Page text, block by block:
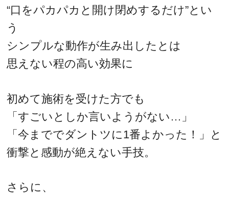
“口をパカパカと開け閉めするだけ”とい
う
シンプルな動作が生み出したとは
思えない程の高い効果に
初めて施術を受けた方でも
「すごいとしか言いようがない…」
「今まででダントツに1番よかった！」と
衝撃と感動が絶えない手技。
さらに、